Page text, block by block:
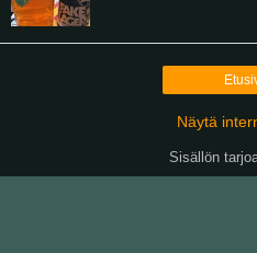
Näytä
Sisällön